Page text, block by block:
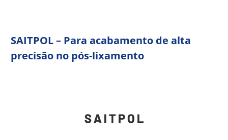
SAITPOL – Para acabamento de alta
precisão no pós-lixamento